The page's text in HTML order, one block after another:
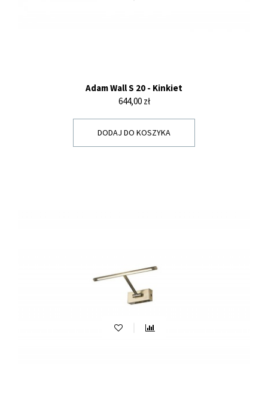
Adam Wall S 20 - Kinkiet
Cena
644,00 zł
DODAJ DO KOSZYKA